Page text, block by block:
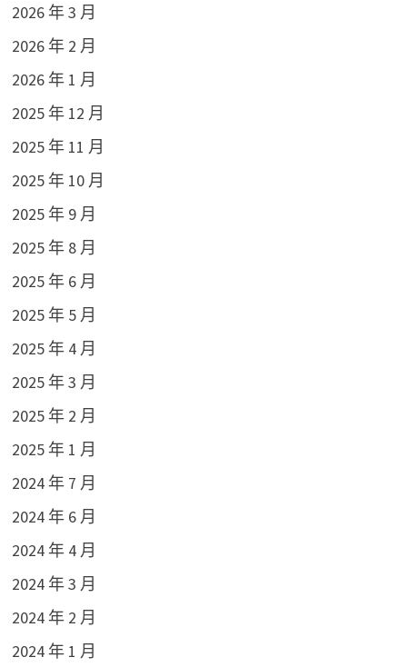
2026 年 3 月
2026 年 2 月
2026 年 1 月
2025 年 12 月
2025 年 11 月
2025 年 10 月
2025 年 9 月
2025 年 8 月
2025 年 6 月
2025 年 5 月
2025 年 4 月
2025 年 3 月
2025 年 2 月
2025 年 1 月
2024 年 7 月
2024 年 6 月
2024 年 4 月
2024 年 3 月
2024 年 2 月
2024 年 1 月